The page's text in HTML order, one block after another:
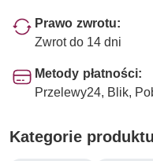
Prawo zwrotu:
Zwrot do 14 dni
Metody płatności:
Przelewy24, Blik,
Kategorie produktu